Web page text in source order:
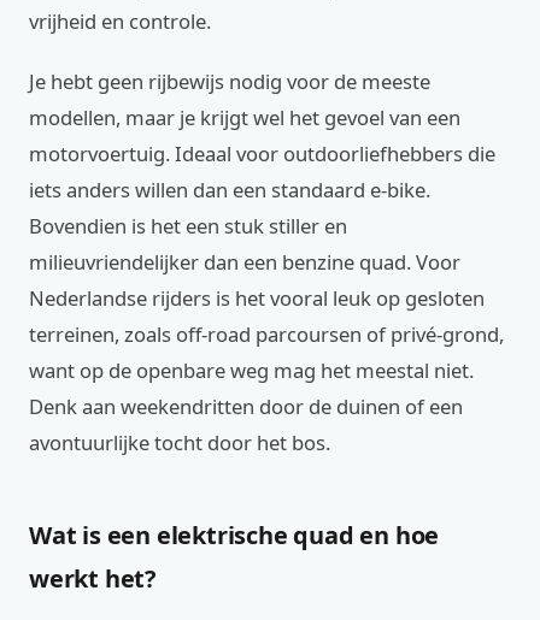
vrijheid en controle.
Je hebt geen rijbewijs nodig voor de meeste
modellen, maar je krijgt wel het gevoel van een
motorvoertuig. Ideaal voor outdoorliefhebbers die
iets anders willen dan een standaard e-bike.
Bovendien is het een stuk stiller en
milieuvriendelijker dan een benzine quad. Voor
Nederlandse rijders is het vooral leuk op gesloten
terreinen, zoals off-road parcoursen of privé-grond,
want op de openbare weg mag het meestal niet.
Denk aan weekendritten door de duinen of een
avontuurlijke tocht door het bos.
Wat is een elektrische quad en hoe
werkt het?